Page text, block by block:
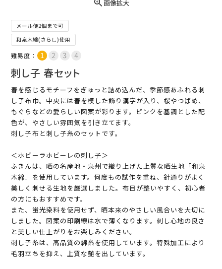
画像拡大
メール便2個まで可
和泉木綿(さらし)使用
難易度：
刺し子 春セット
春を感じるモチーフをぎゅっと詰め込んだ、季節感あふれる刺
し子布巾。中央には春を模した飾り漢字が入り、桜やつばめ、
もぐらなどの愛らしい図案が彩ります。ピンクを基調とした配
色が、やさしい雰囲気を引き立てます。
刺し子布と刺し子糸のセットです。
＜ホビーラホビーレの刺し子＞
ふきんは、晒の名産地・泉州で織り上げた上質な晒生地「和泉
木綿」を使用しています。何度もの試作を重ね、針通りがよく
美しく刺せる生地を厳選しました。布目が整いやすく、初心者
の方にもおすすめです。
また、蛍光染料を使用せず、晒本来のやさしい風合いを大切に
しました。図案の印刷線は水で薄くなります。刺し心地の良さ
と美しい仕上がりをお楽しみください。
刺し子糸は、高品質の綿糸を使用しています。特殊加工により
毛羽立ちを抑え、上質な艶を出しています。